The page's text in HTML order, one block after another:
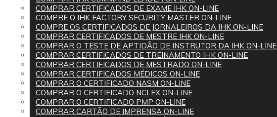
COMPRAR CERTIFICADOS DE EXAME IHK ON-LINE
COMPRE O IHK FACTORY SECURITY MASTER ON-LINE
COMPRE OS CERTIFICADOS DE JORNALEIROS DA IHK ON-LINE
COMPRAR CERTIFICADOS DE MESTRE IHK ON-LINE
COMPRAR O TESTE DE APTIDÃO DE INSTRUTOR DA IHK ON-LINE
COMPRAR CERTIFICADOS DE TREINAMENTO IHK ON-LINE
COMPRAR CERTIFICADOS DE MESTRADO ON-LINE
COMPRAR CERTIFICADOS MÉDICOS ON-LINE
COMPRAR O CERTIFICADO NASM ON-LINE
COMPRAR O CERTIFICADO NCLEX ON-LINE
COMPRAR O CERTIFICADO PMP ON-LINE
COMPRAR CARTÃO DE IMPRENSA ON-LINE